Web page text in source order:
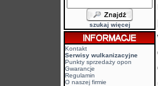
szukaj więcej
Kontakt
Serwisy wulkanizacyjne
Punkty sprzedaży opon
Gwarancje
Regulamin
O naszej firmie